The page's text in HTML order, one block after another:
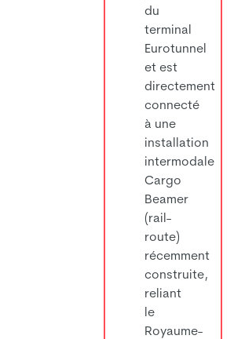
du
terminal
Eurotunnel
et est
directement
connecté
à une
installation
intermodale
Cargo
Beamer
(rail-
route)
récemment
construite,
reliant
le
Royaume-